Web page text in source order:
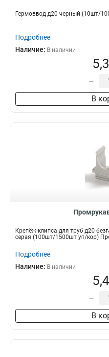
Гермоввод д20 черный (10шт/
Подробнее
Наличие: В наличии
–
В
Крепёж-клипса для труб д20
серая (100шт/1500шт уп/кор)
Подробнее
Наличие: В наличии
–
В